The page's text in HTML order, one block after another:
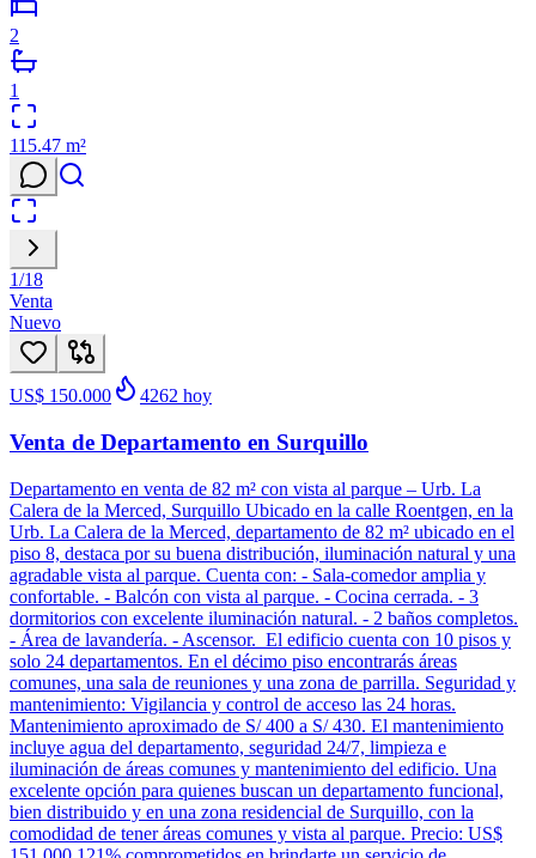
2
1
115.47 m²
1/18
Venta
Nuevo
US$ 150.000 4262 hoy
Venta de Departamento en Surquillo
Departamento en venta de 82 m² con vista al parque – Urb. La
Calera de la Merced, Surquillo Ubicado en la calle Roentgen, en la
Urb. La Calera de la Merced, departamento de 82 m² ubicado en el
piso 8, destaca por su buena distribución, iluminación natural y una
agradable vista al parque. Cuenta con: - Sala-comedor amplia y
confortable. - Balcón con vista al parque. - Cocina cerrada. - 3
dormitorios con excelente iluminación natural. - 2 baños completos.
- Área de lavandería. - Ascensor. El edificio cuenta con 10 pisos y
solo 24 departamentos. En el décimo piso encontrarás áreas
comunes, una sala de reuniones y una zona de parrilla. Seguridad y
mantenimiento: Vigilancia y control de acceso las 24 horas.
Mantenimiento aproximado de S/ 400 a S/ 430. El mantenimiento
incluye agua del departamento, seguridad 24/7, limpieza e
iluminación de áreas comunes y mantenimiento del edificio. Una
excelente opción para quienes buscan un departamento funcional,
bien distribuido y en una zona residencial de Surquillo, con la
comodidad de tener áreas comunes y vista al parque. Precio: US$